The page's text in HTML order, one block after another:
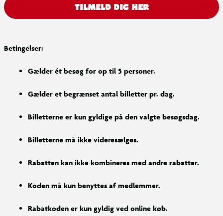
TILMELD DIG HER
Betingelser:
Gælder ét besøg for op til 5 personer.
Gælder et begrænset antal billetter pr. dag.
Billetterne er kun gyldige på den valgte besøgsdag.
Billetterne må ikke videresælges.
Rabatten kan ikke kombineres med andre rabatter.
Koden må kun benyttes af medlemmer.
Rabatkoden er kun gyldig ved online køb.